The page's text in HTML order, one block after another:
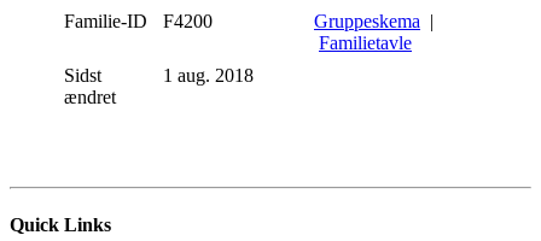
Familie-ID
F4200 Gruppeskema |
Familietavle
Sidst
ændret
1 aug. 2018
Quick Links